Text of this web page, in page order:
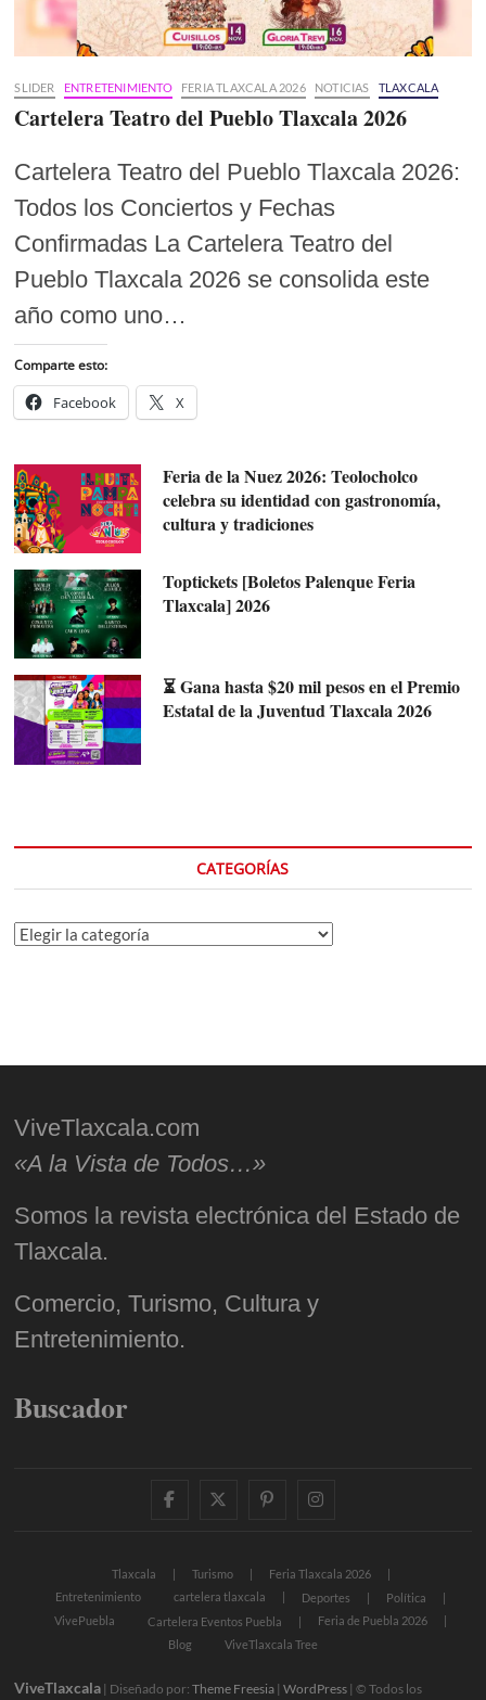
SLIDER ENTRETENIMIENTO FERIA TLAXCALA 2026 NOTICIAS TLAXCALA
Cartelera Teatro del Pueblo Tlaxcala 2026
Cartelera Teatro del Pueblo Tlaxcala 2026:
Todos los Conciertos y Fechas
Confirmadas La Cartelera Teatro del
Pueblo Tlaxcala 2026 se consolida este
año como uno…
Comparte esto:
Facebook X
Feria de la Nuez 2026: Teolocholco
celebra su identidad con gastronomía,
cultura y tradiciones
Toptickets [Boletos Palenque Feria
Tlaxcala] 2026
⏳ Gana hasta $20 mil pesos en el Premio
Estatal de la Juventud Tlaxcala 2026
CATEGORÍAS
Categorías
ViveTlaxcala.com
«A la Vista de Todos…»
Somos la revista electrónica del Estado de
Tlaxcala.
Comercio, Turismo, Cultura y
Entretenimiento.
Buscador
facebooktwitter
pinterestinstagram
Tlaxcala Turismo
Feria Tlaxcala 2026
Entretenimiento
cartelera tlaxcala Deportes
Política
VivePuebla
Cartelera Eventos Puebla
Feria de Puebla 2026
Blog
ViveTlaxcala Tree
ViveTlaxcala | Diseñado por:Theme Freesia |WordPress | © Todos los